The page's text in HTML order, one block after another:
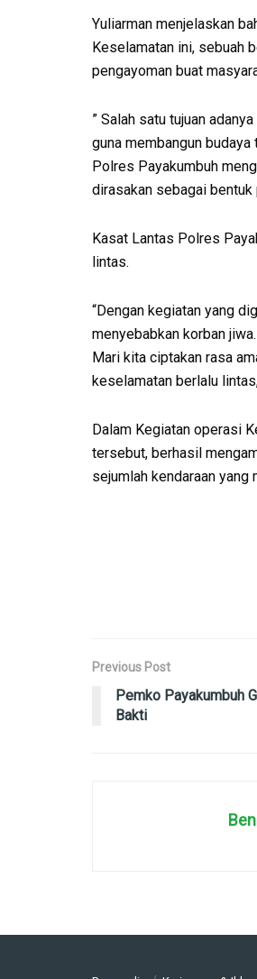
Yuliarman menjelaskan
Keselamatan ini, sebuah
pengayoman buat
” Salah satu tujuan
guna membangun
Polres Payakumbuh
dirasakan sebagai bentuk
Kasat Lantas Polres
lintas.
“Dengan kegiatan yang
menyebabkan korban jiwa.
Mari kita ciptakan rasa
keselamatan berlalu
Dalam Kegiatan operasi
tersebut, berhasil
sejumlah kendaraan
Previous Post
Pemko Payakumbuh
Bakti
Ben